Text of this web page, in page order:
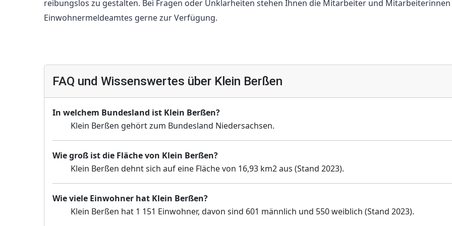
reibungslos zu gestalten. Bei Fragen oder Unklarheiten stehen Ihnen die Mitarbeiter und Mitarbeiterinnen
Einwohnermeldeamtes gerne zur Verfügung.
FAQ und Wissenswertes über Klein Berßen
In welchem Bundesland ist Klein Berßen?
Klein Berßen gehört zum Bundesland Niedersachsen.
Wie groß ist die Fläche von Klein Berßen?
Klein Berßen dehnt sich auf eine Fläche von 16,93 km2 aus (Stand 2023).
Wie viele Einwohner hat Klein Berßen?
Klein Berßen hat 1 151 Einwohner, davon sind 601 männlich und 550 weiblich (Stand 2023).